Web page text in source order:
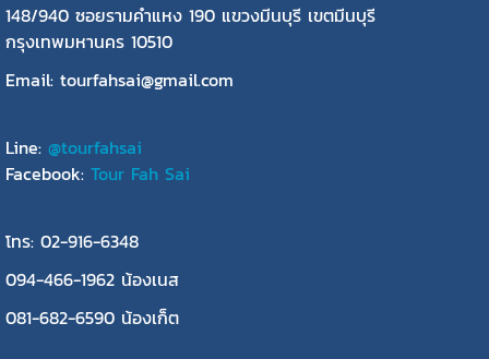
148/940 ซอยรามคำแหง 190 แขวงมีนบุรี เขตมีนบุรี
กรุงเทพมหานคร 10510
Email: tourfahsai@gmail.com
Line: @tourfahsai
Facebook: Tour Fah Sai
โทร: 02-916-6348
094-466-1962 น้องเนส
081-682-6590 น้องเก็ต